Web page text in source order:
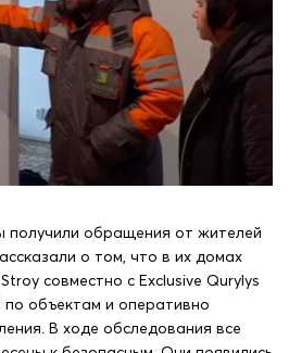
получили обращения от жителей
о том, что в их домах
совместно с Exclusive Qurylys
объектам и оперативно
В ходе обследования все